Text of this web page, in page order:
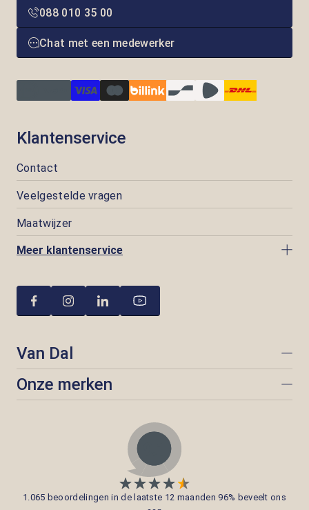
088 010 35 00
Chat met een medewerker
Klantenservice
Contact
Veelgestelde vragen
Maatwijzer
Meer klantenservice
Van Dal
Onze merken
1.065 beoordelingen in de laatste 12 maanden 96% beveelt ons